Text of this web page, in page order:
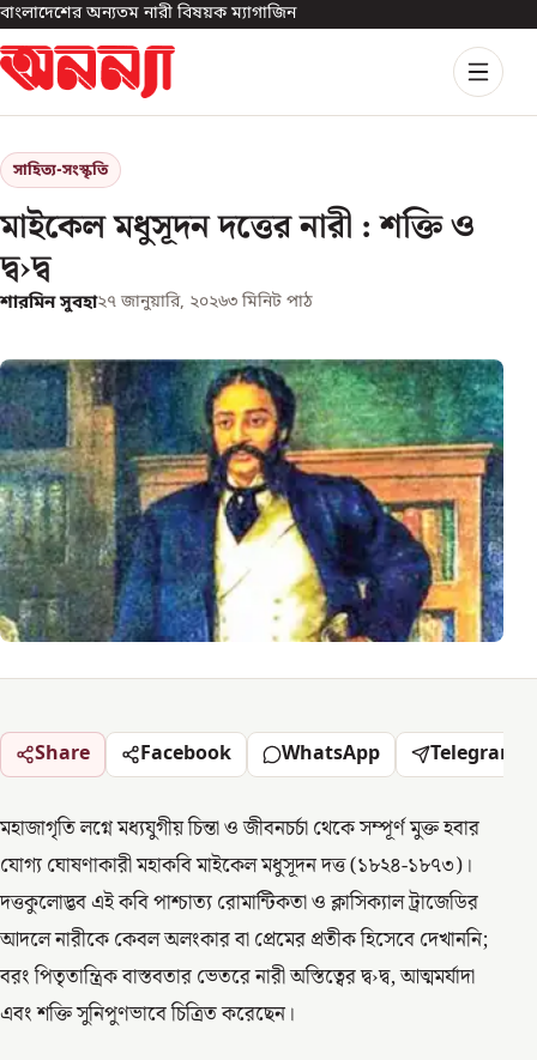
বাংলাদেশের অন্যতম নারী বিষয়ক ম্যাগাজিন
সাহিত্য-সংস্কৃতি
মাইকেল মধুসূদন দত্তের নারী : শক্তি ও
দ্ব›দ্ব
শারমিন সুবহা২৭ জানুয়ারি, ২০২৬৩ মিনিট পাঠ
Share Facebook WhatsApp Telegram
মহাজাগৃতি লগ্নে মধ্যযুগীয় চিন্তা ও জীবনচর্চা থেকে সম্পূর্ণ মুক্ত হবার
যোগ্য ঘোষণাকারী মহাকবি মাইকেল মধুসূদন দত্ত (১৮২৪-১৮৭৩)।
দত্তকুলোদ্ভব এই কবি পাশ্চাত্য রোমান্টিকতা ও ক্লাসিক্যাল ট্রাজেডির
আদলে নারীকে কেবল অলংকার বা প্রেমের প্রতীক হিসেবে দেখাননি;
বরং পিতৃতান্ত্রিক বাস্তবতার ভেতরে নারী অস্তিত্বের দ্ব›দ্ব, আত্মমর্যাদা
এবং শক্তি সুনিপুণভাবে চিত্রিত করেছেন।